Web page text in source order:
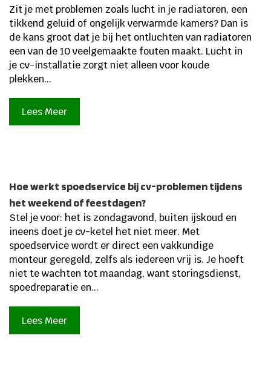
Zit je met problemen zoals lucht in je radiatoren, een
tikkend geluid of ongelijk verwarmde kamers? Dan is
de kans groot dat je bij het ontluchten van radiatoren
een van de 10 veelgemaakte fouten maakt. Lucht in
je cv-installatie zorgt niet alleen voor koude
plekken...
Lees Meer
Hoe werkt spoedservice bij cv-problemen tijdens
het weekend of feestdagen?
Stel je voor: het is zondagavond, buiten ijskoud en
ineens doet je cv-ketel het niet meer. Met
spoedservice wordt er direct een vakkundige
monteur geregeld, zelfs als iedereen vrij is. Je hoeft
niet te wachten tot maandag, want storingsdienst,
spoedreparatie en...
Lees Meer